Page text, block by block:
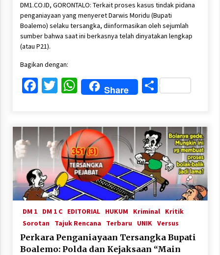
DM1.CO.ID, GORONTALO: Terkait proses kasus tindak pidana
penganiayaan yang menyeret Darwis Moridu (Bupati
Boalemo) selaku tersangka, diinformasikan oleh sejumlah
sumber bahwa saat ini berkasnya telah dinyatakan lengkap
(atau P21).
Bagikan dengan:
Facebook
Twitter
WhatsApp
Share Share
DM 1 DM 1 C EDITORIAL HUKUM Kriminal
Kritik
Sorotan
Tajuk Rencana Terbaru UNIK Versus
Perkara Penganiayaan Tersangka Bupati
Boalemo: Polda dan Kejaksaan “Main